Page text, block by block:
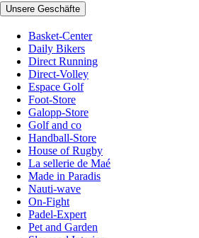
Unsere Geschäfte
Basket-Center
Daily Bikers
Direct Running
Direct-Volley
Espace Golf
Foot-Store
Galopp-Store
Golf and co
Handball-Store
House of Rugby
La sellerie de Maé
Made in Paradis
Nauti-wave
On-Fight
Padel-Expert
Pet and Garden